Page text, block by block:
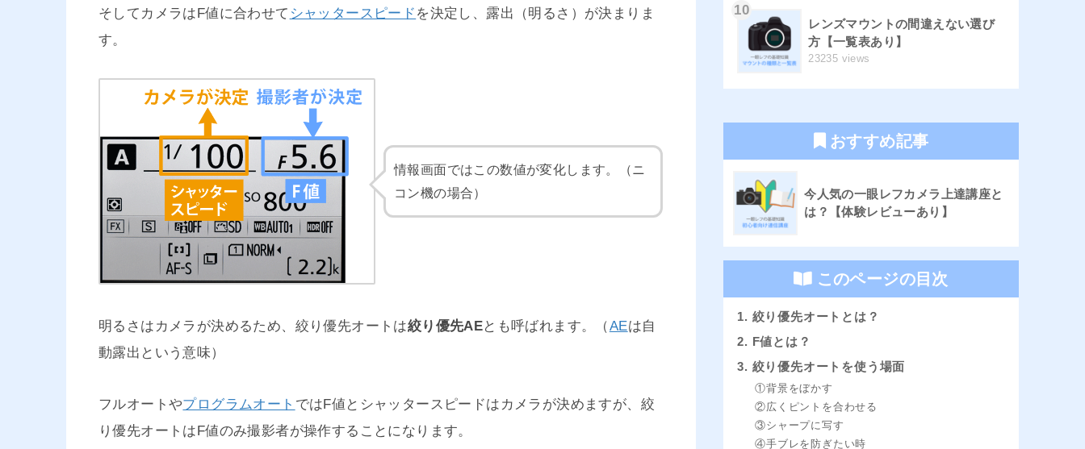
そしてカメラはF値に合わせて シャッタースピード を決定し、露出（明るさ）が決まりま
す。
情報画面ではこの数値が変化します。（ニ
コン機の場合）
明るさはカメラが決めるため、絞り優先オートは絞り優先AEとも呼ばれます。（AEは自
動露出という意味）
フルオートやプログラムオート ではF値とシャッタースピードはカメラが決めますが、絞
り優先オートはF値のみ撮影者が操作することになります。
10
レンズマウントの間違えない選び
方【一覧表あり】
23235 views
おすすめ記事
今人気の一眼レフカメラ上達講座と
は？【体験レビューあり】
このページの目次
1. 絞り優先オートとは？
2. F値とは？
3. 絞り優先オートを使う場面
①背景をぼかす
②広くピントを合わせる
③シャープに写す
④手ブレを防ぎたい時